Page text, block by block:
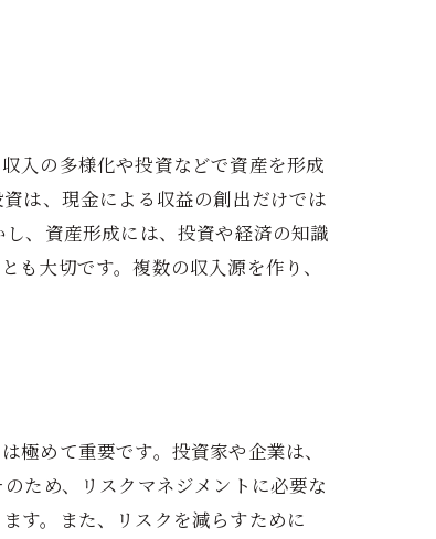
入の多様化や投資などで資産を形成
は、現金による収益の創出だけでは
、資産形成には、投資や経済の知識
大切です。複数の収入源を作り、
めて重要です。投資家や企業は、
ため、リスクマネジメントに必要な
す。また、リスクを減らすために